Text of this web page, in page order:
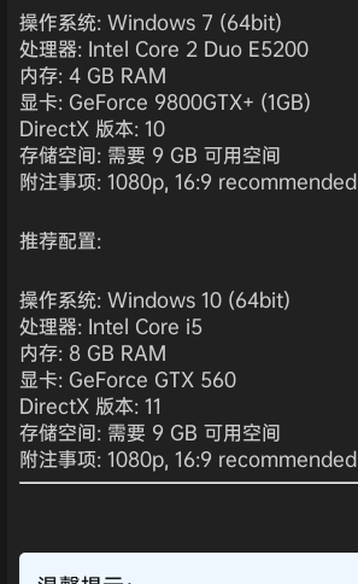
操作系统: Windows 7 (64bit)
处理器: Intel Core 2 Duo E5200
内存: 4 GB RAM
显卡: GeForce 9800GTX+ (1GB)
DirectX 版本: 10
存储空间: 需要 9 GB 可用空间
附注事项: 1080p, 16:9 recommended
推荐配置:
操作系统: Windows 10 (64bit)
处理器: Intel Core i5
内存: 8 GB RAM
显卡: GeForce GTX 560
DirectX 版本: 11
存储空间: 需要 9 GB 可用空间
附注事项: 1080p, 16:9 recommended